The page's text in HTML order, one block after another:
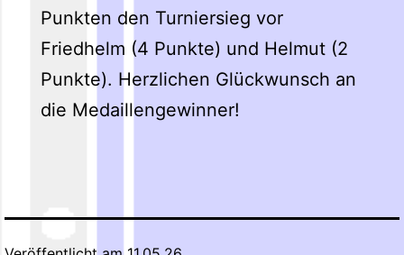
Punkten den Turniersieg vor
Friedhelm (4 Punkte) und Helmut (2
Punkte). Herzlichen Glückwunsch an
die Medaillengewinner!